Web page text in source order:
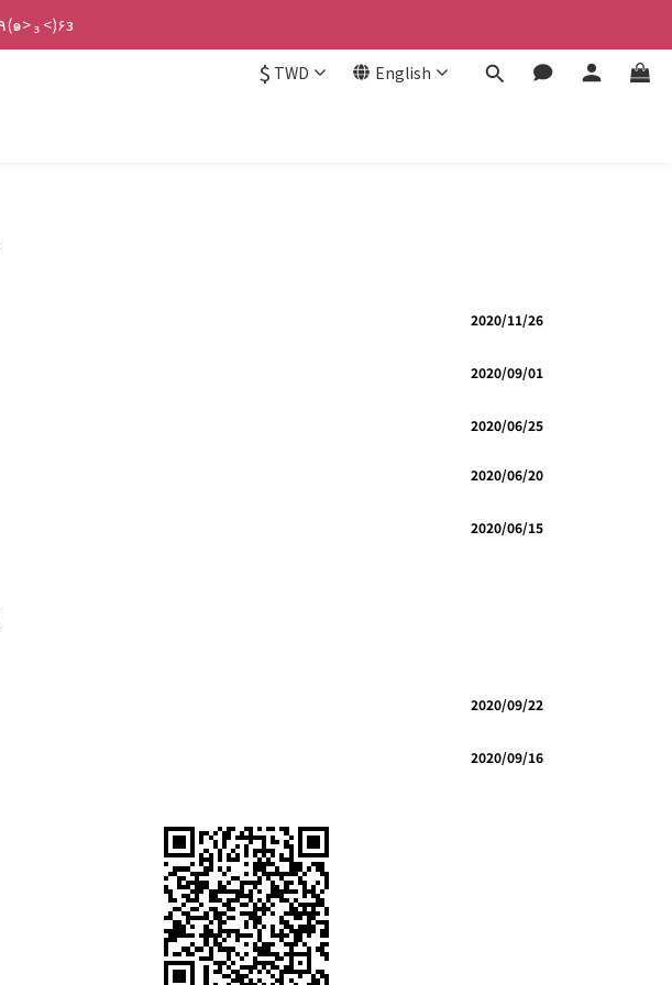
加入會員，現領 50 元購物金 ε٩(๑> ₃ <)۶з
加入會員，現領 50 元購物金 ε٩(๑> ₃ <)۶з
$ TWD English
2020/11/26
2020/09/01
2020/06/25
2020/06/20
2020/06/15
2020/09/22
2020/09/16